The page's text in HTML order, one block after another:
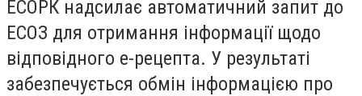
ЕСОРК надсилає автоматичний запит до
ЕСОЗ для отримання інформації щодо
відповідного е-рецепта. У результаті
забезпечується обмін інформацією про